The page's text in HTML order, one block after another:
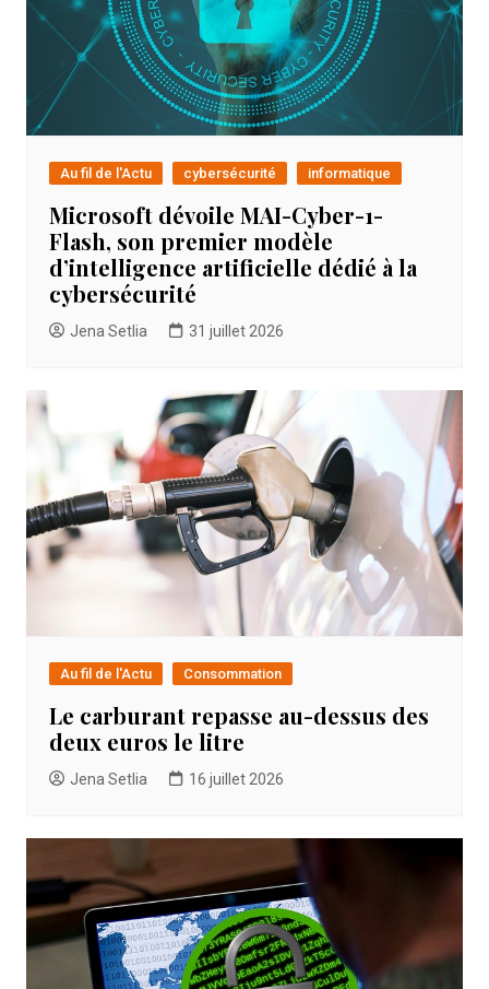
Au fil de l'Actu cybersécurité informatique
Microsoft dévoile MAI-Cyber-1-
Flash, son premier modèle
d’intelligence artificielle dédié à la
cybersécurité
Jena Setlia 31 juillet 2026
Au fil de l'Actu Consommation
Le carburant repasse au-dessus des
deux euros le litre
Jena Setlia 16 juillet 2026